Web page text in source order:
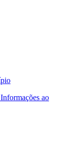
ao